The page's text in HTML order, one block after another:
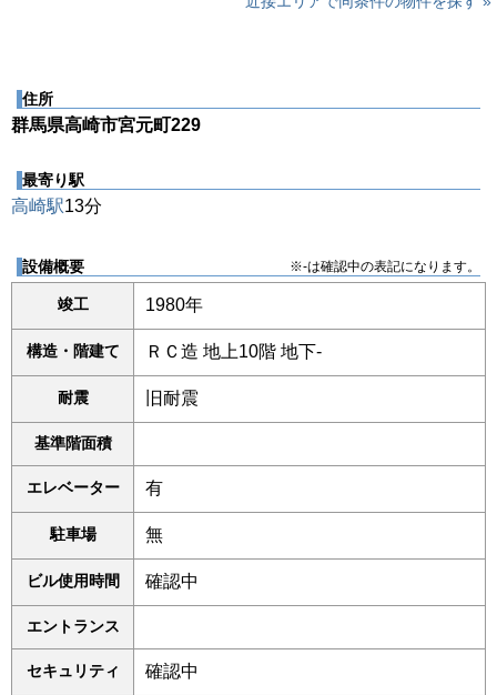
住所
群馬県高崎市宮元町229
最寄り駅
高崎駅13分
設備概要 ※-は確認中の表記になります。
竣工 1980年
構造・階建て ＲＣ造 地上10階 地下-
耐震 旧耐震
基準階面積
エレベーター 有
駐車場 無
ビル使用時間 確認中
エントランス
セキュリティ 確認中